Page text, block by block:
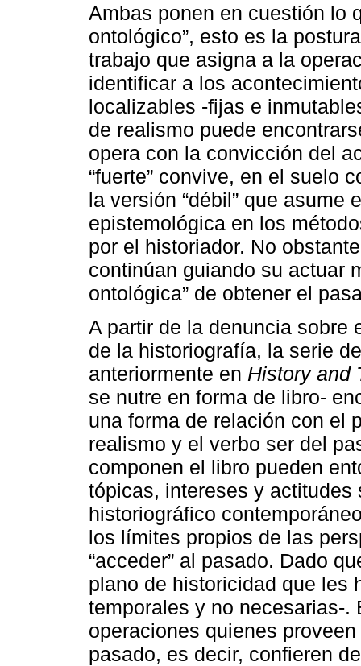
Ambas ponen en cuestión lo
ontológico”, esto es la
trabajo que asigna a la
identificar a los
localizables -fijas e
de realismo puede
opera con la convicción del
“fuerte” convive, en el suelo
la versión “débil” que asume
epistemológica en los
por el historiador. No
continúan guiando su actuar
ontológica” de obtener el
A partir de la denuncia sobre
de la historiografía, la serie
anteriormente en History and
se nutre en forma de libro-
una forma de relación con el
realismo y el verbo ser del
componen el libro pueden
tópicas, intereses y
historiográfico
los límites propios de las
“acceder” al pasado. Dado
plano de historicidad que les
temporales y no necesarias-
operaciones quienes
pasado, es decir, confieren